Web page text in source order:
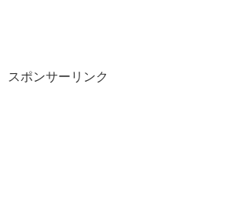
スポンサーリンク